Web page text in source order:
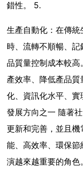
錯性。 5.
生產自動化：在傳統
時、流轉不順暢、
品質量控制成本較
產效率、降低產品
化、資訊化水平、
發展方向之一 隨著
更新和完善，並且
能、高效率、環保
演越來越重要的角色。